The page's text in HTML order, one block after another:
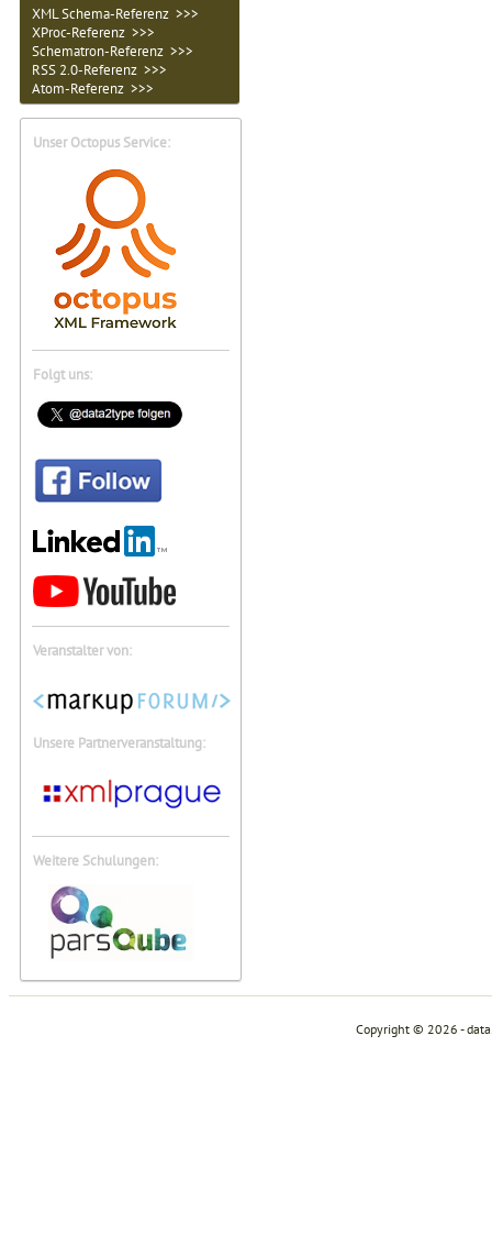
XML Schema-Referenz >>>
XProc-Referenz >>>
Schematron-Referenz >>>
RSS 2.0-Referenz >>>
Atom-Referenz >>>
Unser Octopus Service:
Folgt uns:
Veranstalter von:
Unsere Partnerveranstaltung:
Weitere Schulungen:
Copyright © 2026 -